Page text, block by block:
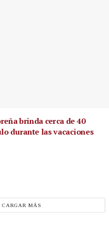
brinda cerca de 40
durante las vacaciones
CARGAR MÁS